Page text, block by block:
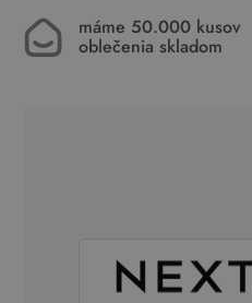
máme 50.000 kusov
oblečenia skladom